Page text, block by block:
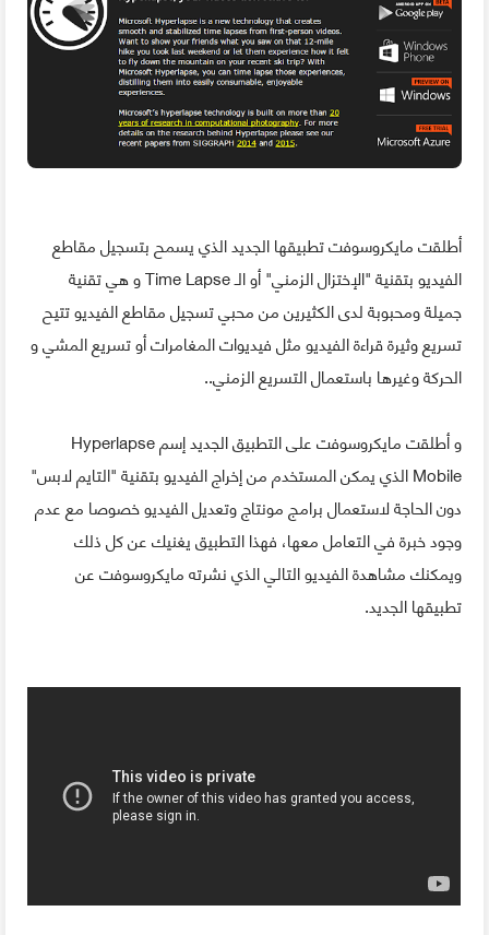
أطلقت مايكروسوفت تطبيقها الجديد الذي يسمح بتسجيل مقاطع
الفيديو بتقنية "الإختزال الزمني" أو الـ Time Lapse و هي تقنية
جميلة ومحبوبة لدى الكثيرين من محبي تسجيل مقاطع الفيديو تتيح
تسريع وثيرة قراءة الفيديو مثل فيديوات المغامرات أو تسريع المشي و
الحركة وغيرها باستعمال التسريع الزمني..
و أطلقت مايكروسوفت على التطبيق الجديد إسم Hyperlapse
Mobile الذي يمكن المستخدم من إخراج الفيديو بتقنية "التايم لابس"
دون الحاجة لاستعمال برامج مونتاج وتعديل الفيديو خصوصا مع عدم
وجود خبرة في التعامل معها، فهذا التطبيق يغنيك عن كل ذلك
ويمكنك مشاهدة الفيديو التالي الذي نشرته مايكروسوفت عن
تطبيقها الجديد.